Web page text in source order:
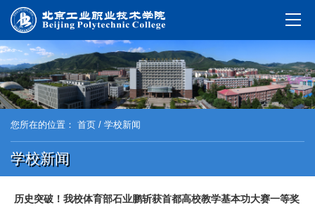
您所在的位置： 首页 / 学校新闻
学校新闻
历史突破！我校体育部石业鹏斩获首都高校教学基本功大赛一等奖